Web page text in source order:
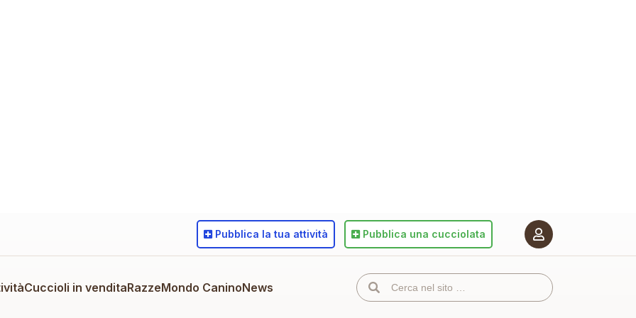
Cuccioli in venditaRazzeMondo CaninoNews
Pubblica la tua attività Pubblica una cucciolata